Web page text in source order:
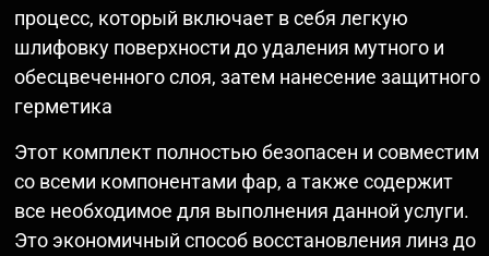
процесс, который включает в себя легкую
шлифовку поверхности до удаления мутного и
обесцвеченного слоя, затем нанесение защитного
герметика
Этот комплект полностью безопасен и совместим
со всеми компонентами фар, а также содержит
все необходимое для выполнения данной услуги.
Это экономичный способ восстановления линз до